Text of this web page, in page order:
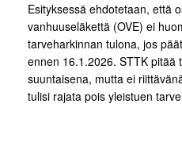
Esityksessä ehdotetaan, että
vanhuuseläkettä (OVE) ei
tarveharkinnan tulona, jos
ennen 16.1.2026. STTK pitää
suuntaisena, mutta ei
tulisi rajata pois yleistuen